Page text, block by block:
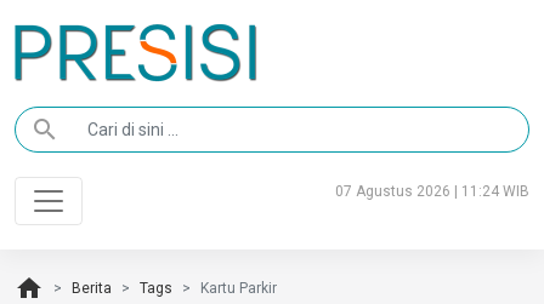
search
07 Agustus 2026 | 11:24 WIB
home Berita Tags Kartu Parkir